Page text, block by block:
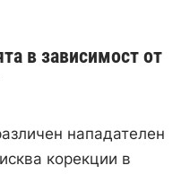
в зависимост от
нападателен
корекции в